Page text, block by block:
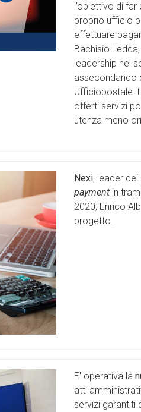
l’obiettivo di
proprio ufficio
effettuare
Bachisio
leadership nel
assecondando
Ufficiopostale.it
offerti servizi
utenza meno
Nexi, leader
payment in
2020, Enrico
progetto.
E' operativa la
atti
servizi garantiti